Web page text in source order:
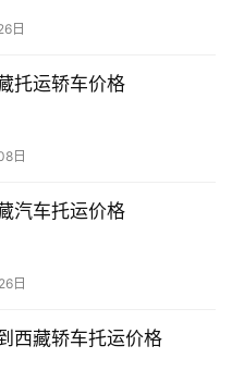
日
托运轿车价格
日
汽车托运价格
日
西藏轿车托运价格